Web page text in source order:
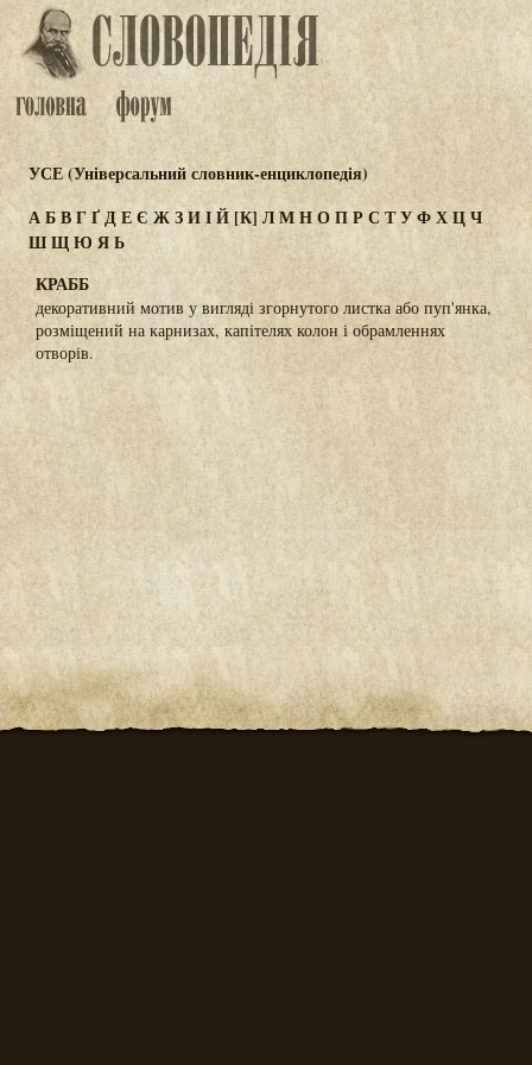
УСЕ (Універсальний словник-енциклопедія)
АБВГҐДЕЄ ЖЗИІЙ [К] ЛМНОПР СТУФХЦЧ
ШЩЮЯЬ
КРАББ
декоративний мотив у вигляді згорнутого листка або пуп'янка,
розміщений на карнизах, капітелях колон і обрамленнях
отворів.